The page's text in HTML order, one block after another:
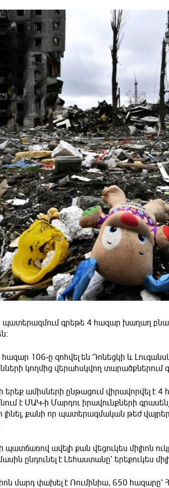
պատերազմում գրեթե 4 հազար խաղաղ
հազար 106-ը զոհվել են Դոնեցկի և
կողմից վերահսկվող տարածքներում
ամիսների ընթացում վիրավորվել է
է ՄԱԿ-ի Մարդու իրավունքների
լինել, քանի որ պատերազմական թեժ
ավելի քան վեցուկես միլիոն
ընդունել է Լեհաստանը՝ երեքուկես
մարդ փախել է Ռումինիա, 650